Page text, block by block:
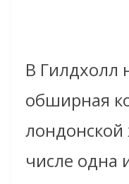
В Гилдхолл
обширная
числе одна